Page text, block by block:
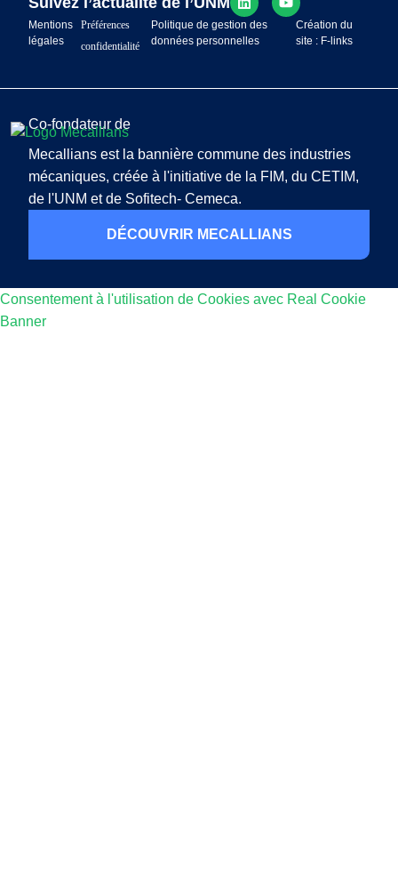
Mentions
légales
Préférences
confidentialité
Politique de gestion des
données personnelles
Création du
site : F-links
Co-fondateur de
Mecallians est la bannière commune des industries
mécaniques, créée à l'initiative de la FIM, du CETIM,
de l'UNM et de Sofitech- Cemeca.
DÉCOUVRIR MECALLIANS
Consentement à l'utilisation de Cookies avec Real Cookie
Banner